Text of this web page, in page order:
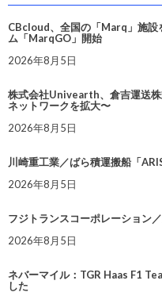
CBcloud、全国の「Marq」施設
ム「MarqGO」開始
2026年8月5日
株式会社Univearth、倉吉運送
ネットワークを拡大〜
2026年8月5日
川崎重工業／ばら積運搬船「
2026年8月5日
フジトランスコーポレーション
2026年8月5日
ネバーマイル：TGR Haas F1
した